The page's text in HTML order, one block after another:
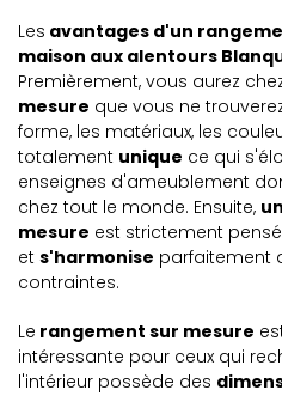
Les avantages d'un
maison aux alentours
Premièrement, vous aurez
mesure que vous ne
forme, les matériaux, les
totalement unique ce qui
enseignes d'ameublement
chez tout le monde. Ensuite,
mesure est strictement
et s'harmonise parfaitement
contraintes.
Le rangement sur mesure
intéressante pour ceux qui
l'intérieur possède des